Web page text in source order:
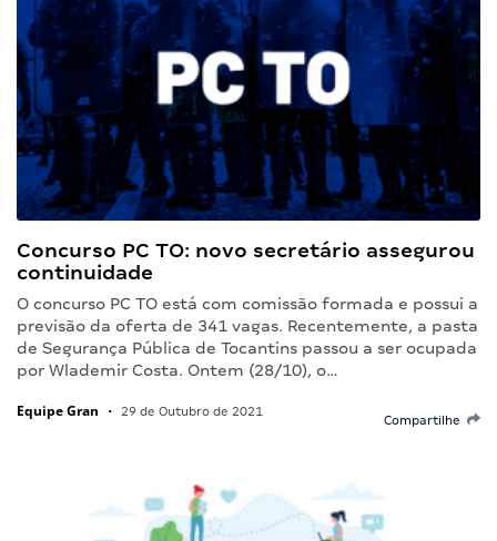
Concurso PC TO: novo secretário assegurou
continuidade
O concurso PC TO está com comissão formada e possui a
previsão da oferta de 341 vagas. Recentemente, a pasta
de Segurança Pública de Tocantins passou a ser ocupada
por Wlademir Costa. Ontem (28/10), o…
Equipe Gran • 29 de Outubro de 2021
Compartilhe